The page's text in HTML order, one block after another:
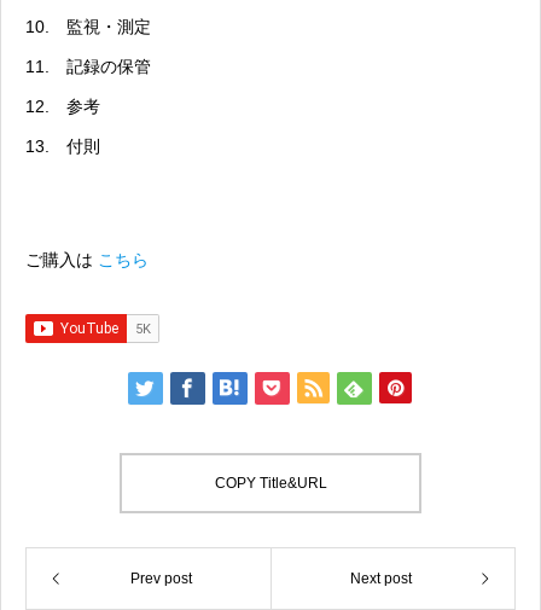
10. 監視・測定
11. 記録の保管
12. 参考
13. 付則
ご購入は こちら
COPY Title&URL
Prev post Next post